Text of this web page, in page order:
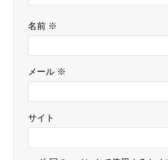
名前 ※
メール ※
サイト